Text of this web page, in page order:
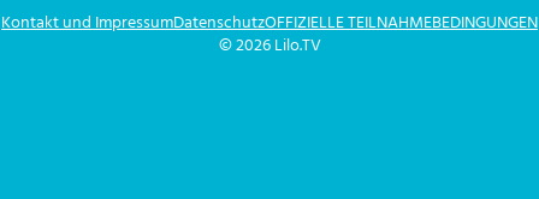
© 2026 Lilo.TV
Kontakt und ImpressumDatenschutzOFFIZIELLE TEILNAHMEBEDINGUNGEN